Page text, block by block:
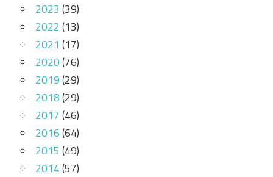
2023 (39)
2022 (13)
2021 (17)
2020(76)
2019(29)
2018(29)
2017 (46)
2016(64)
2015 (49)
2014(57)